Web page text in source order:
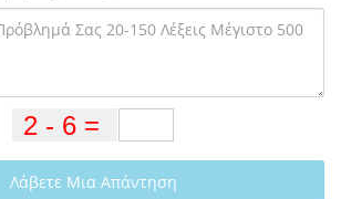
Λάβετε Μια Απάντηση